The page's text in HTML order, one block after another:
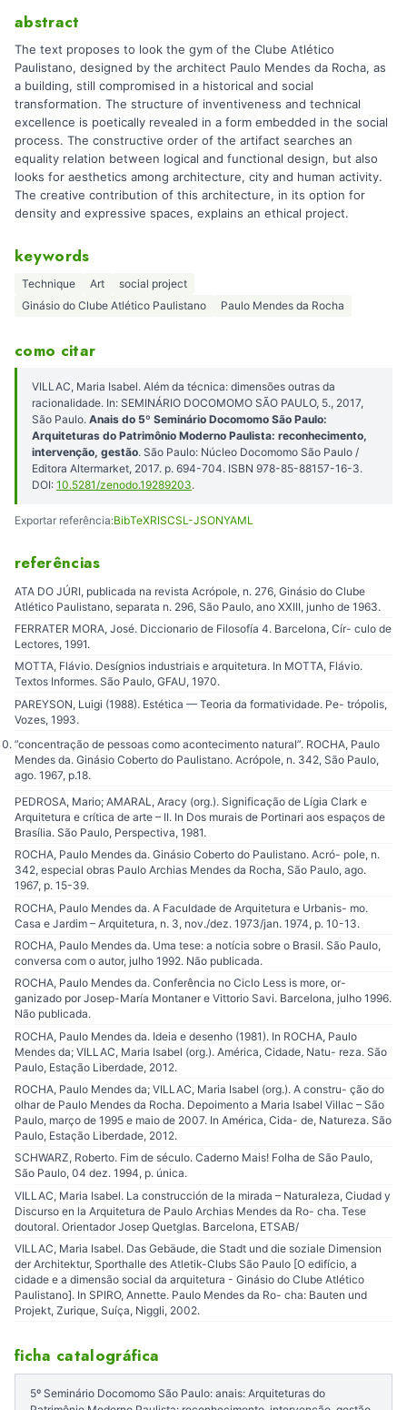
abstract
The text proposes to look the gym of the Clube Atlético
Paulistano, designed by the architect Paulo Mendes da Rocha, as
a building, still compromised in a historical and social
transformation. The structure of inventiveness and technical
excellence is poetically revealed in a form embedded in the social
process. The constructive order of the artifact searches an
equality relation between logical and functional design, but also
looks for aesthetics among architecture, city and human activity.
The creative contribution of this architecture, in its option for
density and expressive spaces, explains an ethical project.
keywords
Technique Art
social project
Ginásio do Clube Atlético Paulistano
Paulo Mendes da Rocha
como citar
VILLAC, Maria Isabel. Além da técnica: dimensões outras da
racionalidade. In: SEMINÁRIO DOCOMOMO SÃO PAULO, 5., 2017,
São Paulo. Anais do 5º Seminário Docomomo São Paulo:
Arquiteturas do Patrimônio Moderno Paulista: reconhecimento,
intervenção, gestão. São Paulo: Núcleo Docomomo São Paulo /
Editora Altermarket, 2017. p. 694-704. ISBN 978-85-88157-16-3.
DOI: 10.5281/zenodo.19289203.
Exportar referência:BibTeXRISCSL-JSONYAML
referências
ATA DO JÚRI, publicada na revista Acrópole, n. 276, Ginásio do Clube
Atlético Paulistano, separata n. 296, São Paulo, ano XXIII, junho de 1963.
FERRATER MORA, José. Diccionario de Filosofía 4. Barcelona, Cír- culo de
Lectores, 1991.
MOTTA, Flávio. Desígnios industriais e arquitetura. In MOTTA, Flávio.
Textos Informes. São Paulo, GFAU, 1970.
PAREYSON, Luigi (1988). Estética — Teoria da formatividade. Pe- trópolis,
Vozes, 1993.
”concentração de pessoas como acontecimento natural”. ROCHA, Paulo
Mendes da. Ginásio Coberto do Paulistano. Acrópole, n. 342, São Paulo,
ago. 1967, p.18.
PEDROSA, Mario; AMARAL, Aracy (org.). Significação de Lígia Clark e
Arquitetura e crítica de arte – II. In Dos murais de Portinari aos espaços de
Brasília. São Paulo, Perspectiva, 1981.
ROCHA, Paulo Mendes da. Ginásio Coberto do Paulistano. Acró- pole, n.
342, especial obras Paulo Archias Mendes da Rocha, São Paulo, ago.
1967, p. 15-39.
ROCHA, Paulo Mendes da. A Faculdade de Arquitetura e Urbanis- mo.
Casa e Jardim – Arquitetura, n. 3, nov./dez. 1973/jan. 1974, p. 10-13.
ROCHA, Paulo Mendes da. Uma tese: a notícia sobre o Brasil. São Paulo,
conversa com o autor, julho 1992. Não publicada.
ROCHA, Paulo Mendes da. Conferência no Ciclo Less is more, or-
ganizado por Josep-María Montaner e Vittorio Savi. Barcelona, julho 1996.
Não publicada.
ROCHA, Paulo Mendes da. Ideia e desenho (1981). In ROCHA, Paulo
Mendes da; VILLAC, Maria Isabel (org.). América, Cidade, Natu- reza. São
Paulo, Estação Liberdade, 2012.
ROCHA, Paulo Mendes da; VILLAC, Maria Isabel (org.). A constru- ção do
olhar de Paulo Mendes da Rocha. Depoimento a Maria Isabel Villac – São
Paulo, março de 1995 e maio de 2007. In América, Cida- de, Natureza. São
Paulo, Estação Liberdade, 2012.
SCHWARZ, Roberto. Fim de século. Caderno Mais! Folha de São Paulo,
São Paulo, 04 dez. 1994, p. única.
VILLAC, Maria Isabel. La construcción de la mirada – Naturaleza, Ciudad y
Discurso en la Arquitetura de Paulo Archias Mendes da Ro- cha. Tese
doutoral. Orientador Josep Quetglas. Barcelona, ETSAB/
VILLAC, Maria Isabel. Das Gebäude, die Stadt und die soziale Dimension
der Architektur, Sporthalle des Atletik-Clubs São Paulo [O edifício, a
cidade e a dimensão social da arquitetura - Ginásio do Clube Atlético
Paulistano]. In SPIRO, Annette. Paulo Mendes da Ro- cha: Bauten und
Projekt, Zurique, Suíça, Niggli, 2002.
ficha catalográfica
5º Seminário Docomomo São Paulo: anais: Arquiteturas do